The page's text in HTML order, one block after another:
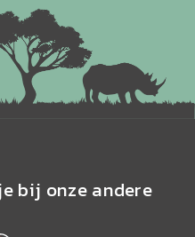
bij onze andere